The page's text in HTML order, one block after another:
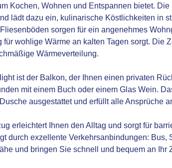
Kochen, Wohnen und Entspannen bietet.
lädt dazu ein, kulinarische Köstlichkeiten in
sorgen für ein angenehmes
für wohlige Wärme an kalten Tagen sorgt. Die
Wärmeverteilung.
ist der Balkon, der Ihnen einen privaten
mit einem Buch oder einem Glas Wein.
ausgestattet und erfüllt alle Ansprüche
erleichtert Ihnen den Alltag und sorgt für
durch exzellente Verkehrsanbindungen: Bus,
und bringen Sie schnell und bequem an Ihr